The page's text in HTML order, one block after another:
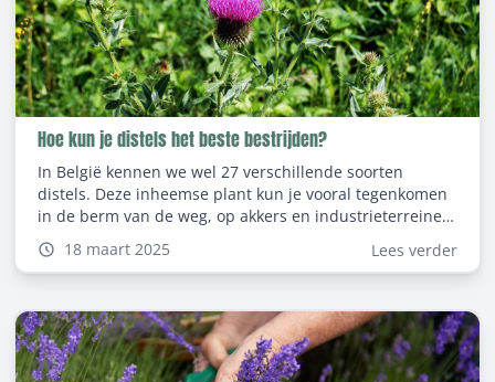
Hoe kun je distels het beste bestrijden?
In België kennen we wel 27 verschillende soorten
distels. Deze inheemse plant kun je vooral tegenkomen
in de berm van de weg, op akkers en industrieterreinen.
Ook in de tuin komen ze tevoorschijn met mooie
bloemen, maar lelijk prikkende stekels. Hierdoor
beschouwen we de distel als een onkruid. Wil je liever
distels het beste kunt bestrijden.
18 maart 2025 Lees verder